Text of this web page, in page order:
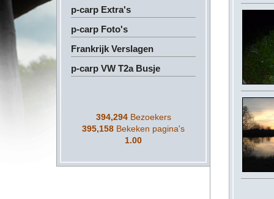
p-carp Extra's
p-carp Foto's
Frankrijk Verslagen
p-carp VW T2a Busje
394,294 Bezoekers
395,158 Bekeken pagina's
1.00